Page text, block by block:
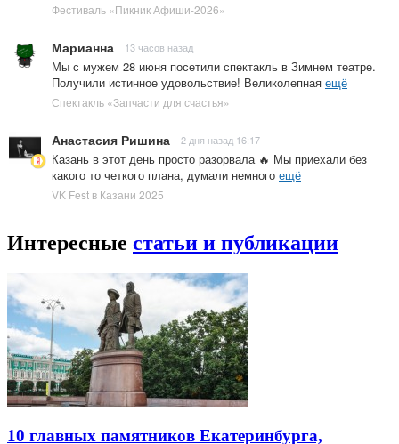
Фестиваль «Пикник Афиши-2026»
Марианна 13 часов назад
Мы с мужем 28 июня посетили спектакль в Зимнем театре.
Получили истинное удовольствие! Великолепная ещё
Спектакль «Запчасти для счастья»
Анастасия Ришина 2 дня назад 16:17
Казань в этот день просто разорвала 🔥 Мы приехали без
какого то четкого плана, думали немного ещё
VK Fest в Казани 2025
Интересные статьи и публикации
10 главных памятников Екатеринбурга,